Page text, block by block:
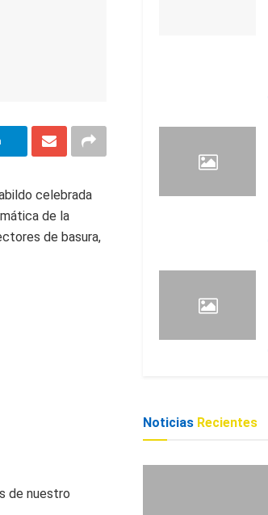
celebrada
de la
de basura,
de nuestro
Noticias Recientes